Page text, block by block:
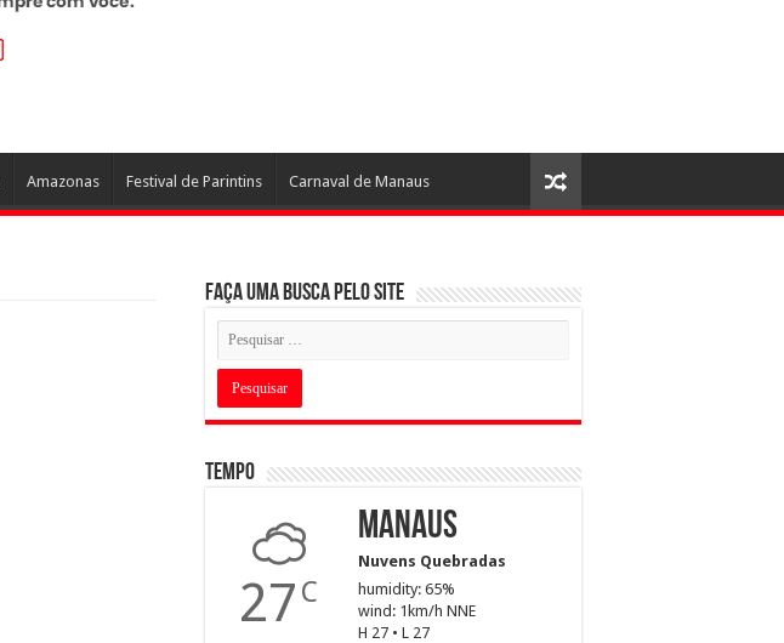
Amazonas Festival de Parintins Carnaval de Manaus
Faça uma busca pelo Site
Tempo
27 C
Manaus
Nuvens Quebradas
humidity: 65%
wind: 1km/h NNE
H 27 • L 27